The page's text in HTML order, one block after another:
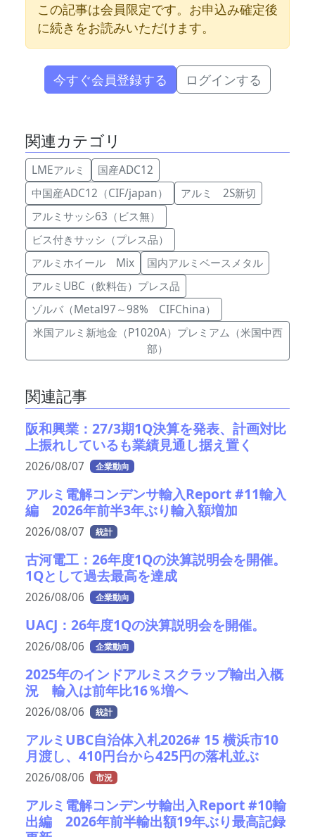
この記事は会員限定です。お申込み確定後
に続きをお読みいただけます。
今すぐ会員登録する ログインする
関連カテゴリ
LMEアルミ
国産ADC12
中国産ADC12（CIF/japan）
アルミ 2S新切
アルミサッシ63（ビス無）
ビス付きサッシ（プレス品）
アルミホイール Mix
国内アルミベースメタル
アルミUBC（飲料缶）プレス品
ゾルバ（Metal97～98% CIFChina）
米国アルミ新地金（P1020A）プレミアム（米国中西
部）
関連記事
阪和興業：27/3期1Q決算を発表、計画対比
上振れしているも業績見通し据え置く
2026/08/07 企業動向
アルミ電解コンデンサ輸入Report #11輸入
編 2026年前半3年ぶり輸入額増加
2026/08/07 統計
古河電工：26年度1Qの決算説明会を開催。
1Qとして過去最高を達成
2026/08/06 企業動向
UACJ：26年度1Qの決算説明会を開催。
2026/08/06 企業動向
2025年のインドアルミスクラップ輸出入概
況 輸入は前年比16％増へ
2026/08/06 統計
アルミUBC自治体入札2026# 15 横浜市10
月渡し、410円台から425円の落札並ぶ
2026/08/06 市況
アルミ電解コンデンサ輸出入Report #10輸
出編 2026年前半輸出額19年ぶり最高記録